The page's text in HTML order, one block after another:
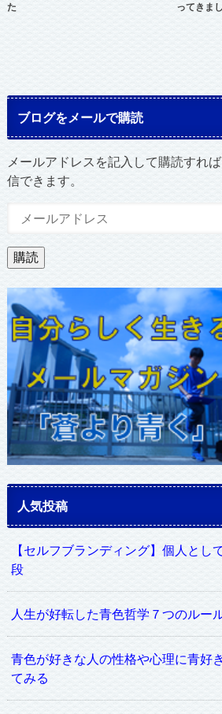
た
ってきま
ブログをメールで購読
メールアドレスを記入して購読すれ
信できます。
ル
ア
ド
レ
ス
購読
人気投稿
【セルフブランディング】個人とし
段
人生が好転した青色哲学７つのルー
青色が好きな人の性格や心理に青好
てみる